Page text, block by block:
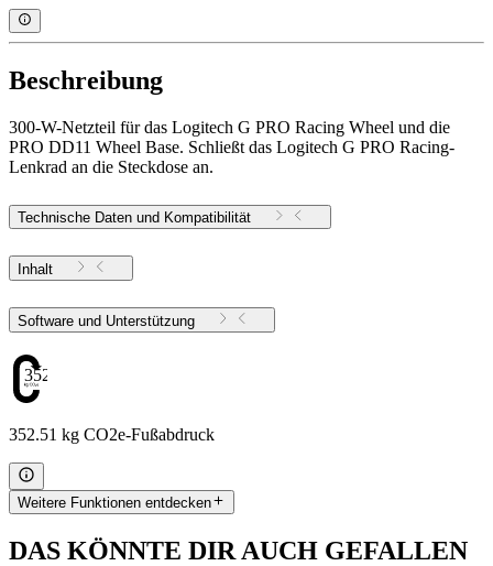
Beschreibung
300-W-Netzteil für das Logitech G PRO Racing Wheel und die
PRO DD11 Wheel Base. Schließt das Logitech G PRO Racing-
Lenkrad an die Steckdose an.
Technische Daten und Kompatibilität
Inhalt
Software und Unterstützung
352.51
352.51 kg CO2e-Fußabdruck
Weitere Funktionen entdecken
DAS KÖNNTE DIR AUCH GEFALLEN